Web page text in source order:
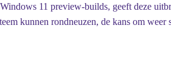
11 preview-builds, geeft deze
kunnen rondneuzen, de kans om weer